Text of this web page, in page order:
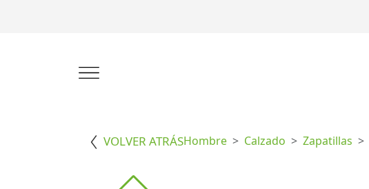
VOLVER ATRÁSHombre Calzado Zapatillas